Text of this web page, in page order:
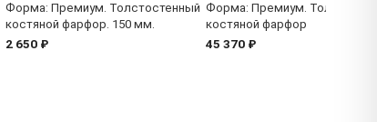
Форма: Премиум. Толстостенный
костяной фарфор. 150 мм.
2 650 ₽
Форма: Премиум.
костяной фарфор
45 370 ₽